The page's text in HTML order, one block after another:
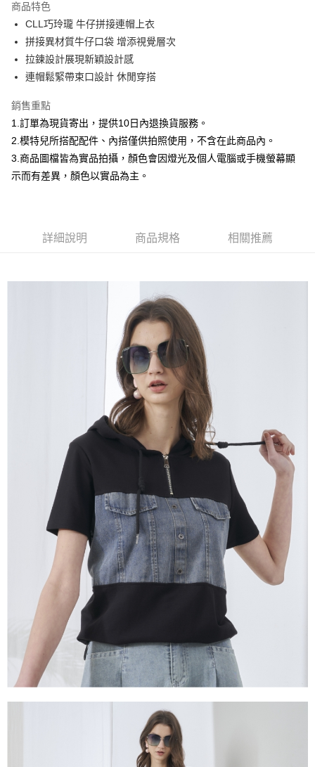
合作金庫商業銀行
華南商業銀行
上海商業儲蓄銀行
台北富邦商業銀行
國泰世華商業銀行
臺灣中小企業銀行
聯邦商業銀行
元大商業銀行
永豐商業銀行
台新國際商業銀行
中國信託商業銀行
台灣樂天信用卡公司
超商取貨付款
LINE Pay
Apple Pay
悠遊付
Google Pay
全盈+PAY
【大哥付你分期使用說明】
1.本服務由台灣大哥大提供，台灣大哥大用戶可立即使用無須另外申請。
成交易。
3.實際核准額度、可分期數及費用金額請依後續交易確認頁面所載為準。
4.訂單成立30分鐘內，如未前往確認交易或遇審核未通過，訂單將自動取
消。如遇「轉專審核」未通過狀況，表示未達大哥付你分期系統評分，恕無
1.分期款項不併入電信帳單，「大哥付你分期」於每月結算日後寄送繳費提
2.透過簡訊連結打開帳單後，可選擇「超商條碼／台灣大直營門市／銀行轉
帳／街口支付／iPASS MONEY」等通路繳費。
1.本服務係由「台灣大哥大股份有限公司」（以下簡稱本公司）所提供，讓
用戶於交易時，得透過本服務購買商品或服務，並由商店將買賣／分期付款
買賣價金債權讓與本公司後，依約使用本公司帳單繳交帳款。
2.基於同意付款使用「大哥付你分期」之契約關係目的，商店將以您的個人
資料（包含姓名、電話或地址）提供予台灣大哥大進項蒐集、處理及利用，
由本公司與您本人進行分期帳單所需資料之確認、核對及更正。
3.完整用戶服務條款，請詳閱以下連結： https://oppay.tw/userRule
AFTEE先享後付
１．簡單：不需註冊會員、不需綁卡、不需儲值。
２．便利：只要手機號碼，簡訊認證，即可結帳。
３．安心：先確認商品／服務後，再付款。
【「AFTEE先享後付」結帳流程】
１．於結帳方式選擇「AFTEE先享後付」後，將跳轉至「AFTEE先享後付」
結帳頁面，進行簡訊認證並確認金額後，即可完成結帳。
２．訂單成立數日內，您將收到繳費通知簡訊。
３．收到繳費通知簡訊後14天內，點擊此簡訊中的連結，可透過四大超商／
ATM／網路銀行／等多元方式進行付款，方視為交易完成。
※ 請注意：結帳手續完成當下不需立刻繳費，但若您需要取消訂單，請聯絡
購買商品的店家。未經商家同意取消之訂單仍視為有效，需透過AFTEE先享
後付繳納相關費用。
※ 交易是否成功請以「AFTEE先享後付 」之結帳頁面顯示為準，若有關於
是否繳費成功／繳費後需取消欲退款等相關疑問，請聯繫「AFTEE先享後付
客戶支援中心」
https://netprotections.freshdesk.com/support/home
【注意事項】
１．透過由恩沛科技股份有限公司提供之「AFTEE先享後付」服務完成之交
易，需依本服務之必要範圍內提供個人資料，並將交易相關給付款項請求債
權轉讓予恩沛科技股份有限公司。
２．關於個人資料處理事宜，請瀏覽以下網址：
https://aftee.tw/terms/#terms3
３．未成年的使用者請事先徵得法定代理人或監護人之同意方可使用
「AFTEE先享後付」，若未經同意申辦者引起之損失，本公司不負相關責
任。
４．使用「AFTEE先享後付」時，將依據個別帳號之用戶狀況，依本公司即
時審查核予不同之上限額度；若仍有額度不足之情形，本公司將視審查結果
請求用戶進行身份認證。
５．嚴禁一人註冊多個帳號或使用他人資訊註冊。若發現惡意使用之情形，
每筆NT$120，滿NT$2,000(含以上)免運費
每筆NT$120，滿NT$2,000(含以上)免運費
每筆NT$120，滿NT$2,000(含以上)免運費
商品特色
CLL巧玲瓏 牛仔拼接連帽上衣
拼接異材質牛仔口袋 增添視覺層次
拉鍊設計展現新穎設計感
連帽鬆緊帶束口設計 休閒穿搭
銷售重點
1.訂單為現貨寄出，提供10日內退換貨服務。
2.模特兒所搭配配件、內搭僅供拍照使用，不含在此商品內。
3.商品圖檔皆為實品拍攝，顏色會因燈光及個人電腦或手機螢幕顯
示而有差異，顏色以實品為主。
詳細說明 商品規格 相關推薦